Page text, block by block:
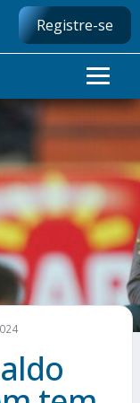
Registre-se